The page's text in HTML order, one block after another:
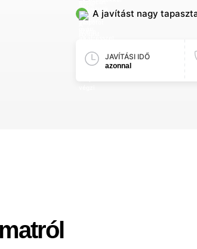
A javítást nagy
JAVÍTÁSI IDŐ
azonnal